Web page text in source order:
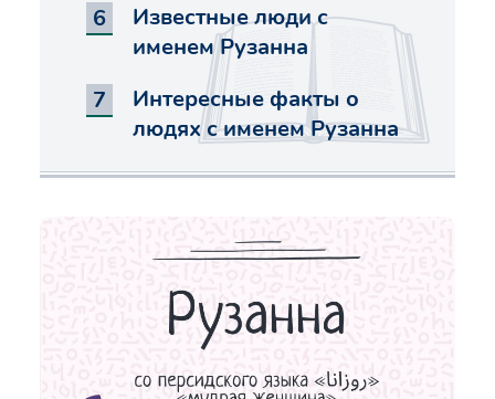
Известные люди с
именем Рузанна
Интересные факты о
людях с именем Рузанна